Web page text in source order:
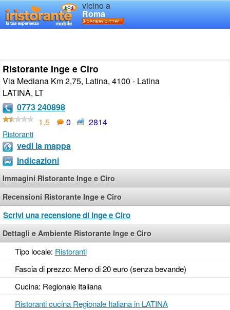
vicino a
Roma
Ristorante Inge e Ciro
Via Mediana Km 2,75, Latina, 4100 - Latina
LATINA, LT
0773 240898
1.5
0 2814
Ristoranti
vedi la mappa
Indicazioni
Immagini Ristorante Inge e Ciro
Recensioni Ristorante Inge e Ciro
Scrivi una recensione di Inge e Ciro
Dettagli e Ambiente Ristorante Inge e Ciro
Tipo locale: Ristoranti
Fascia di prezzo: Meno di 20 euro (senza bevande)
Cucina: Regionale Italiana
Ristoranti cucina Regionale Italiana in LATINA